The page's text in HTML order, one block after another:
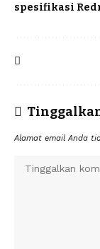
spesifikasi
Alamat email Anda